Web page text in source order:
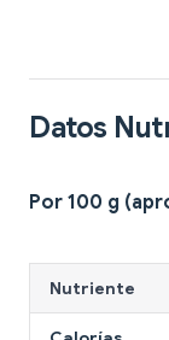
Datos
Por 100 g
Nutriente